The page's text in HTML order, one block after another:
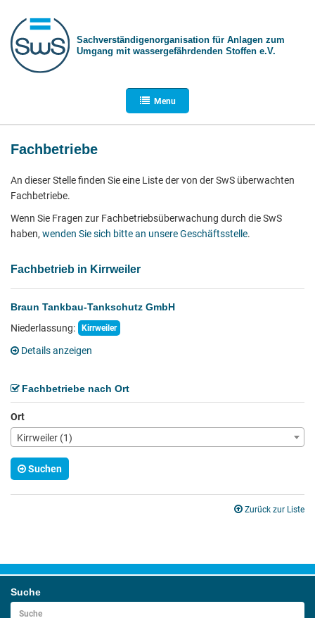
Sachverständigen­organisation für Anlagen zum
Umgang mit wasser­gefährdenden Stoffen e.V.
Menu
Fachbetriebe
An dieser Stelle finden Sie eine Liste der von der SwS überwachten
Fachbetriebe.
Wenn Sie Fragen zur Fachbetriebsüberwachung durch die SwS
haben, wenden Sie sich bitte an unsere Geschäftsstelle.
Fachbetrieb in Kirrweiler
Braun Tankbau-Tankschutz GmbH
Niederlassung:
Kirrweiler
Details anzeigen
Fachbetriebe nach Ort
Ort
Kirrweiler (1)
Suchen
Zurück zur Liste
Suche